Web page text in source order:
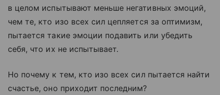
в целом испытывают меньше негативных эмоций,
чем те, кто изо всех сил цепляется за оптимизм,
пытается такие эмоции подавить или убедить
себя, что их не испытывает.
Но почему к тем, кто изо всех сил пытается найти
счастье, оно приходит последним?